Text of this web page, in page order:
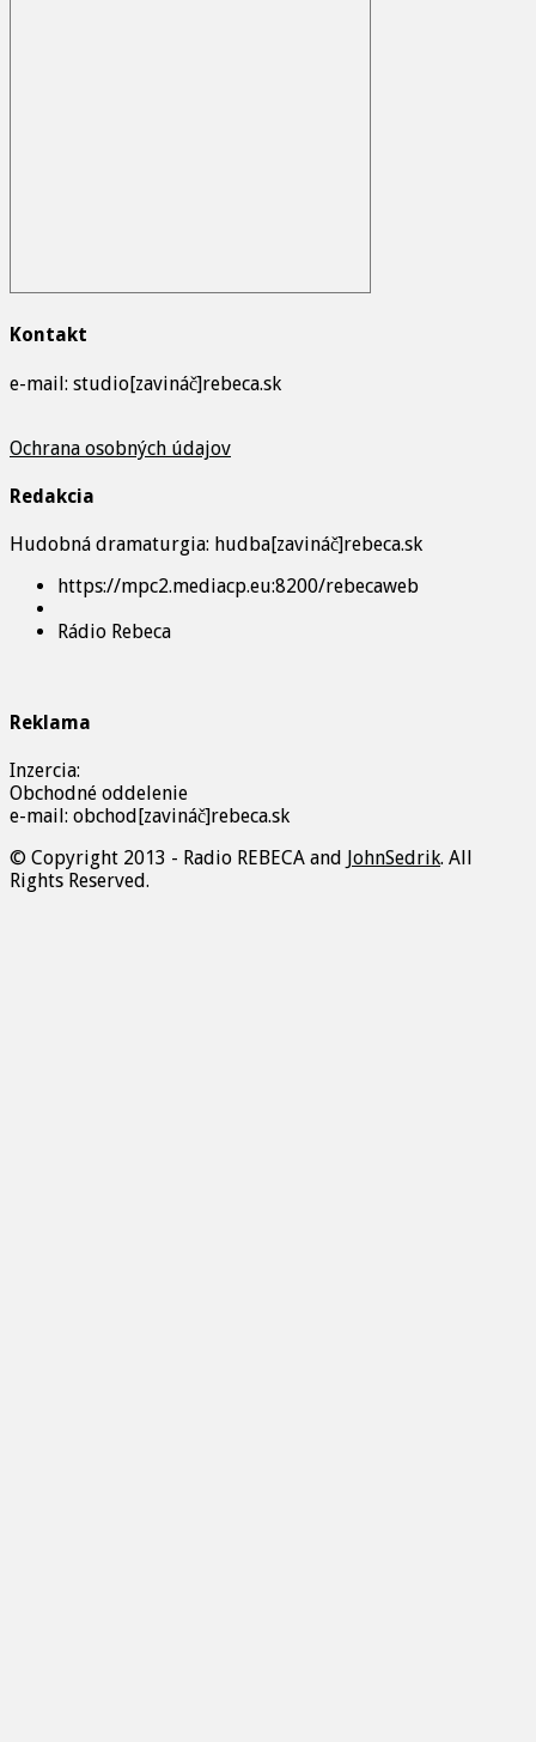
Kontakt
e-mail: studio[zavináč]rebeca.sk
Ochrana osobných údajov
Redakcia
Hudobná dramaturgia: hudba[zavináč]rebeca.sk
https://mpc2.mediacp.eu:8200/rebecaweb
Rádio Rebeca
Reklama
Inzercia:
Obchodné oddelenie
e-mail: obchod[zavináč]rebeca.sk
© Copyright 2013 - Radio REBECA and JohnSedrik. All
Rights Reserved.